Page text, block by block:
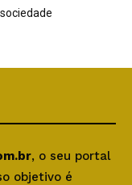
, o seu portal
objetivo é